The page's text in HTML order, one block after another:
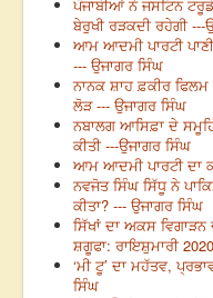
ਪੰਜਾਬੀਆਂ ਨੇ ਜਸਟਿਨ
ਬੇਰੁਖੀ ਰੜਕਦੀ ਰਹੇਗੀ ---
ਆਮ ਆਦਮੀ ਪਾਰਟੀ
--- ਉਜਾਗਰ ਸਿੰਘ
ਨਾਨਕ ਸ਼ਾਹ ਫ਼ਕੀਰ ਫਿਲਮ
ਲੋੜ --- ਉਜਾਗਰ ਸਿੰਘ
ਨਬਾਲਗ ਆਸਿਫ਼ਾ ਦੇ
ਕੀਤੀ ---ਉਜਾਗਰ ਸਿੰਘ
ਆਮ ਆਦਮੀ ਪਾਰਟੀ ਦਾ
ਨਵਜੋਤ ਸਿੰਘ ਸਿੱਧੂ ਨੇ
ਕੀਤਾ? --- ਉਜਾਗਰ ਸਿੰਘ
ਸਿੱਖਾਂ ਦਾ ਅਕਸ
ਸ਼ਗੂਫਾ: ਰਾਇਸ਼ੁਮਾਰੀ
‘ਮੀ ਟੂ’ ਦਾ ਮਹੱਤਵ,
ਸਿੰਘ